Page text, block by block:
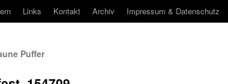
Links Kontakt Archiv Impressum & Datenschutz
Puffer